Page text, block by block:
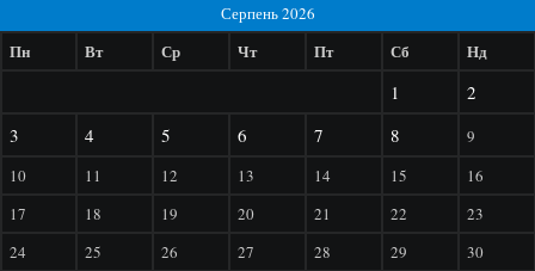
Серпень 2026
Пн Вт Ср Чт Пт Сб Нд
1
2
3
4 5 6 7 8
9
10
11 12 13 14 15
16
17
18 19 20 21 22
23
24
25 26 27 28 29
30